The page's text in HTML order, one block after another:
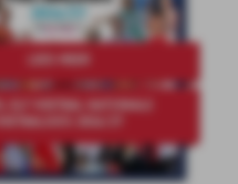
ELF VOETBAL NATIONALE